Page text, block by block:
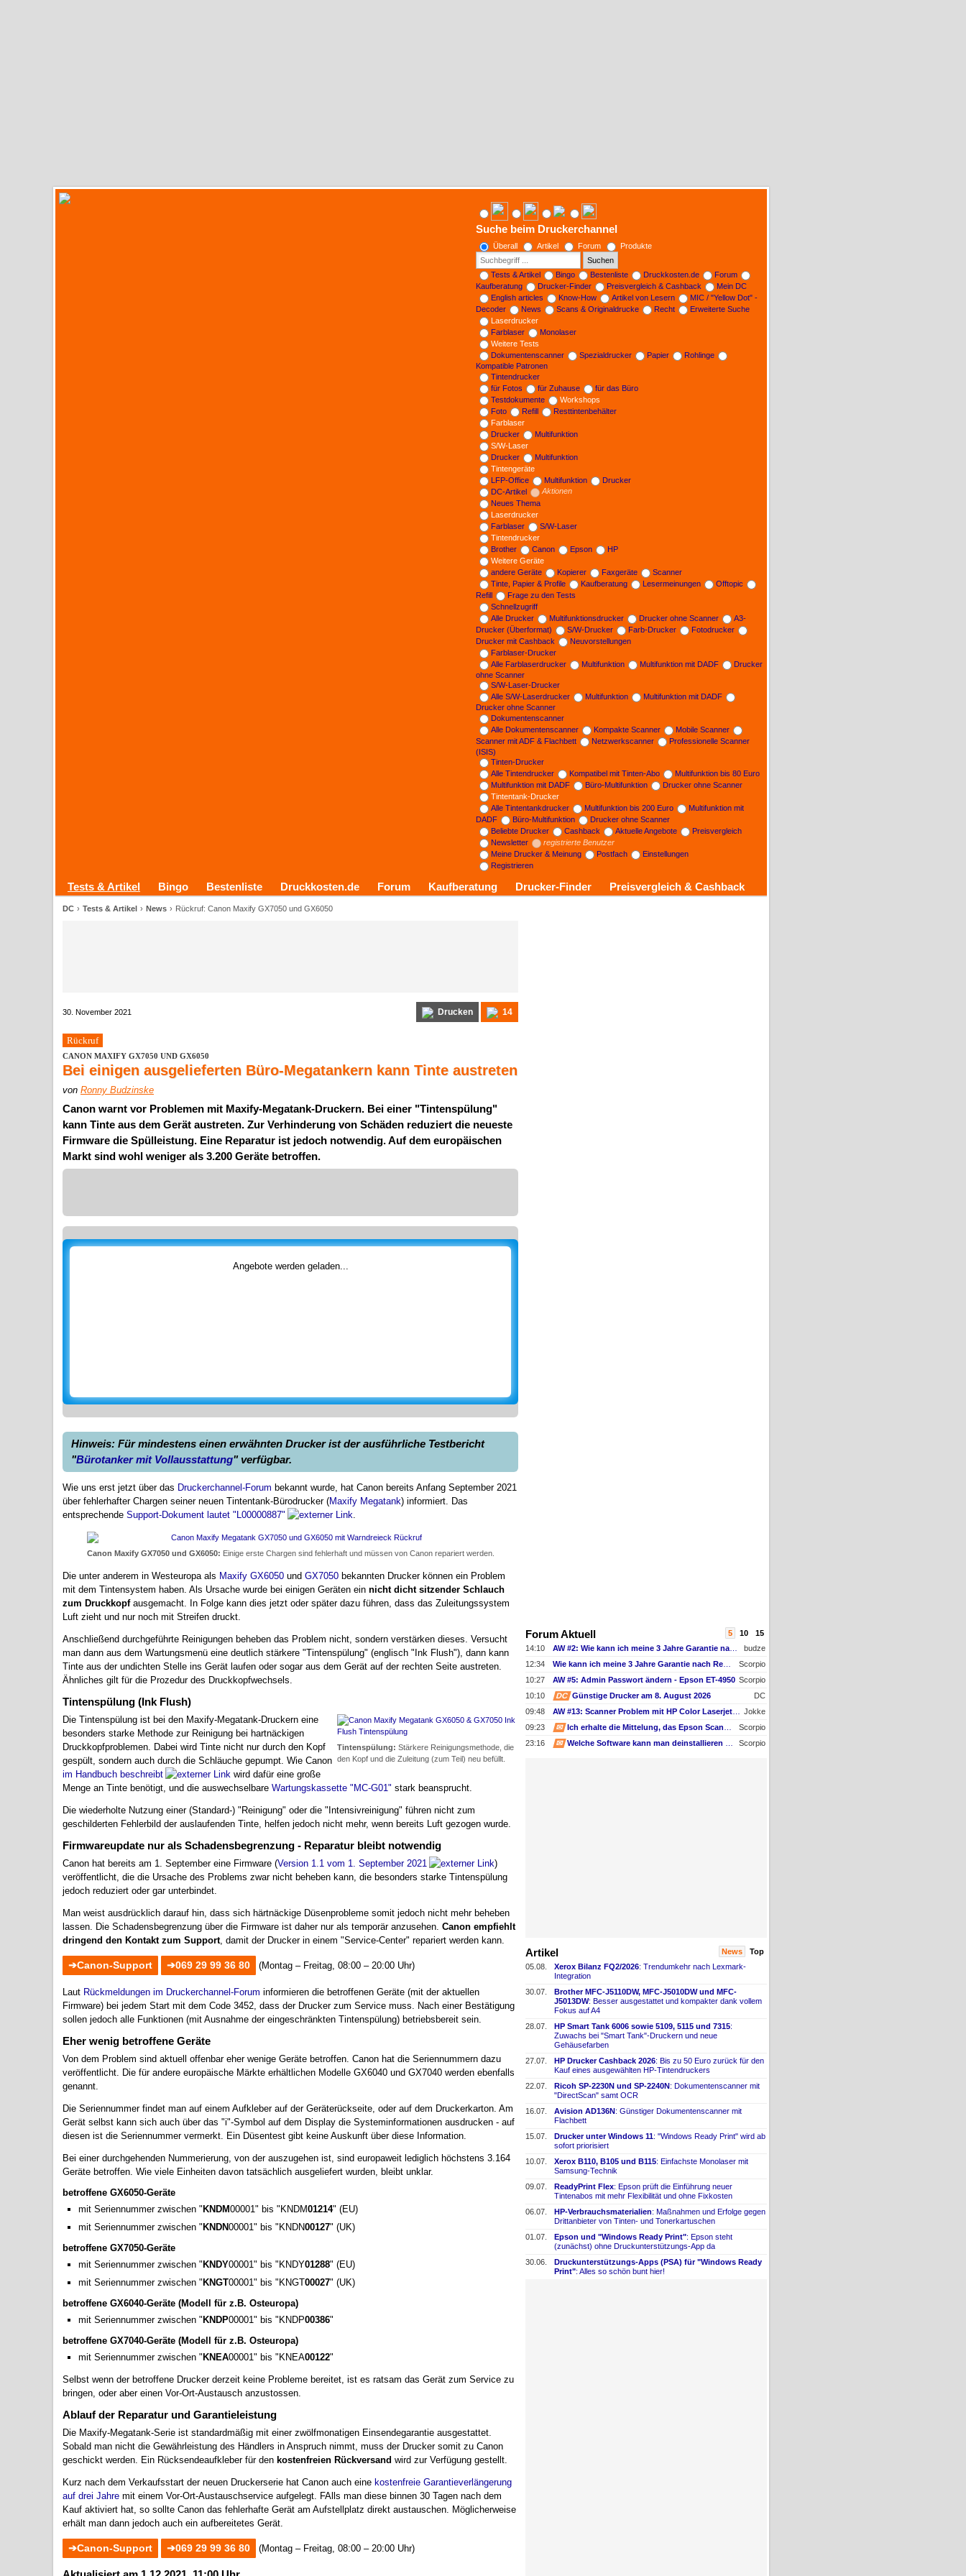
Suche beim Druckerchannel
Überall Artikel Forum
Produkte
Suchen
Tests & Artikel
Bingo Bestenliste Druckkosten.de
Forum
Kaufberatung
Drucker-Finder Preisvergleich & Cashback
Mein DC
English articles
Know-How Artikel von Lesern
MIC / "Yellow Dot" -
Decoder
News Scans & Originaldrucke Recht
Erweiterte Suche
Laserdrucker
Farblaser
Monolaser
Weitere Tests
Dokumentenscanner
Spezialdrucker Papier
Rohlinge
Kompatible Patronen
Tintendrucker
für Fotos
für Zuhause
für das Büro
Testdokumente
Workshops
Foto
Refill
Resttintenbehälter
Farblaser
Drucker
Multifunktion
S/W-Laser
Drucker
Multifunktion
Tintengeräte
LFP-Office
Multifunktion
Drucker
DC-Artikel
Aktionen
Neues Thema
Laserdrucker
Farblaser
S/W-Laser
Tintendrucker
Brother
Canon Epson
HP
Weitere Geräte
andere Geräte
Kopierer Faxgeräte
Scanner
Tinte, Papier & Profile
Kaufberatung Lesermeinungen
Offtopic
Refill
Frage zu den Tests
Schnellzugriff
Alle Drucker
Multifunktionsdrucker Drucker ohne Scanner
A3-
Drucker (Überformat)
S/W-Drucker Farb-Drucker
Fotodrucker
Drucker mit Cashback
Neuvorstellungen
Farblaser-Drucker
Alle Farblaserdrucker
Multifunktion Multifunktion mit DADF
Drucker
ohne Scanner
S/W-Laser-Drucker
Alle S/W-Laserdrucker
Multifunktion
Multifunktion mit DADF
Drucker ohne Scanner
Dokumentenscanner
Alle Dokumentenscanner
Kompakte Scanner
Mobile Scanner
Scanner mit ADF & Flachbett
Netzwerkscanner
Professionelle Scanner
(ISIS)
Tinten-Drucker
Alle Tintendrucker
Kompatibel mit Tinten-Abo
Multifunktion bis 80 Euro
Multifunktion mit DADF
Büro-Multifunktion
Drucker ohne Scanner
Tintentank-Drucker
Alle Tintentankdrucker
Multifunktion bis 200 Euro
Multifunktion mit
DADF
Büro-Multifunktion
Drucker ohne Scanner
Beliebte Drucker
Cashback Aktuelle Angebote
Preisvergleich
Newsletter
registrierte Benutzer
Meine Drucker & Meinung
Postfach
Einstellungen
Registrieren
Tests & Artikel Bingo Bestenliste Druckkosten.de Forum Kaufberatung Drucker-Finder Preisvergleich & Cashback
DC Tests & Artikel News Rückruf: Canon Maxify GX7050 und GX6050
30. November 2021 Drucken 14
Rückruf
CANON MAXIFY GX7050 UND GX6050
Bei einigen ausgelieferten Büro-Megatankern kann Tinte austreten
von Ronny Budzinske
Canon warnt vor Problemen mit Maxify-Megatank-Druckern. Bei einer "Tintenspülung"
kann Tinte aus dem Gerät austreten. Zur Verhinderung von Schäden reduziert die neueste
Firmware die Spülleistung. Eine Reparatur ist jedoch notwendig. Auf dem europäischen
Markt sind wohl weniger als 3.200 Geräte betroffen.
Angebote werden geladen...
Hinweis: Für mindestens einen erwähnten Drucker ist der ausführliche Testbericht
"Bürotanker mit Vollausstattung" verfügbar.
Wie uns erst jetzt über das Druckerchannel-Forum bekannt wurde, hat Canon bereits Anfang September 2021
über fehlerhafter Chargen seiner neuen Tintentank-Bürodrucker (Maxify Megatank) informiert. Das
entsprechende Support-Dokument lautet "L00000887" .
Canon Maxify GX7050 und GX6050: Einige erste Chargen sind fehlerhaft und müssen von Canon repariert werden.
Die unter anderem in Westeuropa als Maxify GX6050 und GX7050 bekannten Drucker können ein Problem
mit dem Tintensystem haben. Als Ursache wurde bei einigen Geräten ein nicht dicht sitzender Schlauch
zum Druckkopfausgemacht. In Folge kann dies jetzt oder später dazu führen, dass das Zuleitungssystem
Luft zieht und nur noch mit Streifen druckt.
Anschließend durchgeführte Reinigungen beheben das Problem nicht, sondern verstärken dieses. Versucht
man dann aus dem Wartungsmenü eine deutlich stärkere "Tintenspülung" (englisch "Ink Flush"), dann kann
Tinte aus der undichten Stelle ins Gerät laufen oder sogar aus dem Gerät auf der rechten Seite austreten.
Ähnliches gilt für die Prozedur des Druckkopfwechsels.
Tintenspülung (Ink Flush)
Tintenspülung: Stärkere Reinigungsmethode, die
den Kopf und die Zuleitung (zum Teil) neu befüllt.
Die Tintenspülung ist bei den Maxify-Megatank-Druckern eine
besonders starke Methode zur Reinigung bei hartnäckigen
Druckkopfproblemen. Dabei wird Tinte nicht nur durch den Kopf
gespült, sondern auch durch die Schläuche gepumpt. Wie Canon
im Handbuch beschreibt
wird dafür eine große
Menge an Tinte benötigt, und die auswechselbare Wartungskassette "MC-G01" stark beansprucht.
Die wiederholte Nutzung einer (Standard-) "Reinigung" oder die "Intensivreinigung" führen nicht zum
geschilderten Fehlerbild der auslaufenden Tinte, helfen jedoch nicht mehr, wenn bereits Luft gezogen wurde.
Firmwareupdate nur als Schadensbegrenzung - Reparatur bleibt notwendig
Canon hat bereits am 1. September eine Firmware (Version 1.1 vom 1. September 2021
)
veröffentlicht, die die Ursache des Problems zwar nicht beheben kann, die besonders starke Tintenspülung
jedoch reduziert oder gar unterbindet.
Man weist ausdrücklich darauf hin, dass sich härtnäckige Düsenprobleme somit jedoch nicht mehr beheben
lassen. Die Schadensbegrenzung über die Firmware ist daher nur als temporär anzusehen. Canon empfiehlt
dringend den Kontakt zum Support, damit der Drucker in einem "Service-Center" repariert werden kann.
Canon-Support 069 29 99 36 80 (Montag – Freitag, 08:00 – 20:00 Uhr)
Laut Rückmeldungen im Druckerchannel-Forum informieren die betroffenen Geräte (mit der aktuellen
Firmware) bei jedem Start mit dem Code 3452, dass der Drucker zum Service muss. Nach einer Bestätigung
sollen jedoch alle Funktionen (mit Ausnahme der eingeschränkten Tintenspülung) betriebsbereit sein.
Eher wenig betroffene Geräte
Von dem Problem sind aktuell offenbar eher wenige Geräte betroffen. Canon hat die Seriennummern dazu
veröffentlicht. Die für andere europäische Märkte erhältlichen Modelle GX6040 und GX7040 werden ebenfalls
genannt.
Die Seriennummer findet man auf einem Aufkleber auf der Geräterückseite, oder auf dem Druckerkarton. Am
Gerät selbst kann sich auch über das "i"-Symbol auf dem Display die Systeminformationen ausdrucken - auf
diesen ist die Seriennummer vermerkt. Ein Düsentest gibt keine Auskunft über diese Information.
Bei einer durchgehenden Nummerierung, von der auszugehen ist, sind europaweit lediglich höchstens 3.164
Geräte betroffen. Wie viele Einheiten davon tatsächlich ausgeliefert wurden, bleibt unklar.
betroffene GX6050-Geräte
mit Seriennummer zwischen " KNDM00001" bis "KNDM01214" (EU)
mit Seriennummer zwischen " KNDN00001" bis "KNDN00127" (UK)
betroffene GX7050-Geräte
mit Seriennummer zwischen " KNDY00001" bis "KNDY01288" (EU)
mit Seriennummer zwischen " KNGT00001" bis "KNGT00027" (UK)
betroffene GX6040-Geräte (Modell für z.B. Osteuropa)
mit Seriennummer zwischen " KNDP00001" bis "KNDP00386"
betroffene GX7040-Geräte (Modell für z.B. Osteuropa)
mit Seriennummer zwischen " KNEA00001" bis "KNEA00122"
Selbst wenn der betroffene Drucker derzeit keine Probleme bereitet, ist es ratsam das Gerät zum Service zu
bringen, oder aber einen Vor-Ort-Austausch anzustossen.
Ablauf der Reparatur und Garantieleistung
Die Maxify-Megatank-Serie ist standardmäßig mit einer zwölfmonatigen Einsendegarantie ausgestattet.
Sobald man nicht die Gewährleistung des Händlers in Anspruch nimmt, muss der Drucker somit zu Canon
geschickt werden. Ein Rücksendeaufkleber für den kostenfreien Rückversand wird zur Verfügung gestellt.
Kurz nach dem Verkaufsstart der neuen Druckerserie hat Canon auch eine kostenfreie Garantieverlängerung
auf drei Jahre mit einem Vor-Ort-Austauschservice aufgelegt. FAlls man diese binnen 30 Tagen nach dem
Kauf aktiviert hat, so sollte Canon das fehlerhafte Gerät am Aufstellplatz direkt austauschen. Möglicherweise
erhält man dann jedoch auch ein aufbereitetes Gerät.
Canon-Support 069 29 99 36 80 (Montag – Freitag, 08:00 – 20:00 Uhr)
Forum Aktuell 5 10
15
14:10
budze
12:34
Scorpio
10:27
AW #5: Admin Passwort ändern - Epson ET-4950 Scorpio
10:10
DC Günstige Drucker am 8. August 2026
DC
09:48
Jokke
09:23
✉
Scorpio
23:16
✉ Scorpio
Artikel News
Top
05.08.
Xerox Bilanz FQ2/2026: Trendumkehr nach Lexmark-
Integration
30.07.
Brother MFC-​J5110DW, MFC-​J5010DW und MFC-
J5013DW: Besser ausgestattet und kompakter dank vollem
Fokus auf A4
28.07.
HP Smart Tank 6006 sowie 5109, 5115 und 7315:
Zuwachs bei "Smart Tank"-​Druckern und neue
Gehäusefarben
27.07.
HP Drucker Cashback 2026: Bis zu 50 Euro zurück für den
Kauf eines ausgewählten HP-​Tintendruckers
22.07.
Ricoh SP-​2230N und SP-​2240N: Dokumentenscanner mit
"DirectScan" samt OCR
16.07.
Avision AD136N: Günstiger Dokumentenscanner mit
Flachbett
15.07.
Drucker unter Windows 11: "Windows Ready Print" wird ab
sofort priorisiert
10.07.
Xerox B110, B105 und B115: Einfachste Monolaser mit
Samsung-​Technik
09.07.
ReadyPrint Flex: Epson prüft die Einführung neuer
Tintenabos mit mehr Flexibilität und ohne Fixkosten
06.07.
HP-​Verbrauchsmaterialien: Maßnahmen und Erfolge gegen
Drittanbieter von Tinten- ​ und Tonerkartuschen
01.07.
Epson und "Windows Ready Print": Epson steht
(zunächst) ohne Druckunterstützungs-​App da
30.06.
Druckunterstützungs-​Apps (PSA) für "Windows Ready
Print": Alles so schön bunt hier!